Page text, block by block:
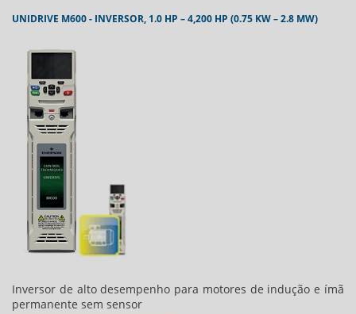
UNIDRIVE M600 - INVERSOR, 1.0 HP – 4,200 HP (0.75 KW – 2.8 MW)
Inversor de alto desempenho para motores de indução e ímã
permanente sem sensor